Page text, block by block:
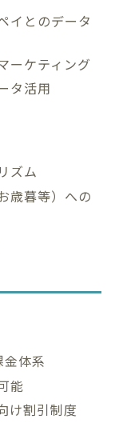
イとのデータ
ーケティング
タ活用
ズム
歳暮等）への
体系
能
け割引制度